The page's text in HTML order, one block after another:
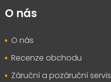
O nás
O nás
Recenze obchodu
Záruční a pozáruční servis